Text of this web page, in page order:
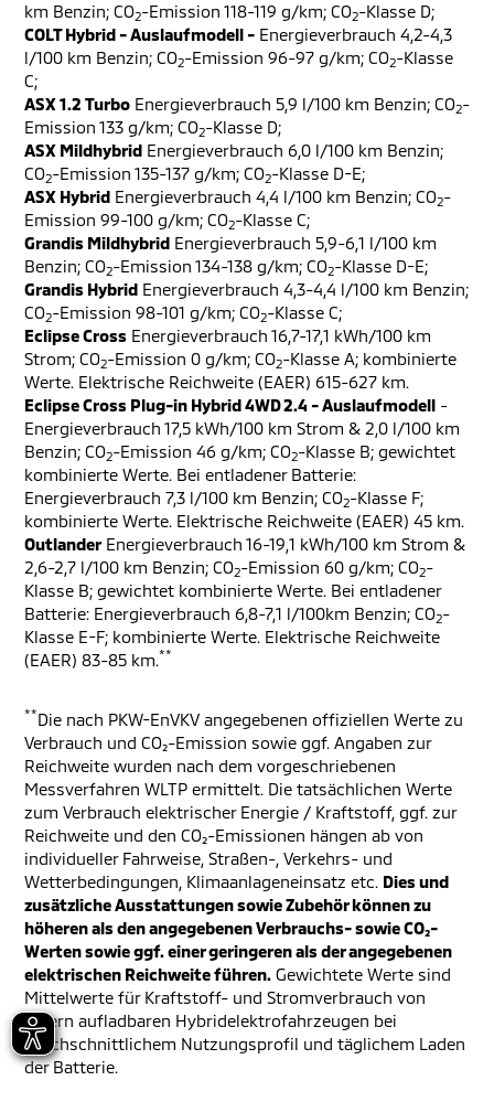
km Benzin; CO2-Emission 118-119 g/km; CO2-Klasse D;
COLT Hybrid - Auslaufmodell - Energieverbrauch 4,2-4,3
l/100 km Benzin; CO2-Emission 96-97 g/km; CO2-Klasse
C;
ASX 1.2 Turbo Energieverbrauch 5,9 l/100 km Benzin; CO2-
Emission 133 g/km; CO2-Klasse D;
ASX Mildhybrid Energieverbrauch 6,0 l/100 km Benzin;
CO2-Emission 135-137 g/km; CO2-Klasse D-E;
ASX Hybrid Energieverbrauch 4,4 l/100 km Benzin; CO2-
Emission 99-100 g/km; CO2-Klasse C;
Grandis Mildhybrid Energieverbrauch 5,9-6,1 l/100 km
Benzin; CO2-Emission 134-138 g/km; CO2-Klasse D-E;
Grandis Hybrid Energieverbrauch 4,3-4,4 l/100 km Benzin;
CO2-Emission 98-101 g/km; CO2-Klasse C;
Eclipse Cross Energieverbrauch 16,7-17,1 kWh/100 km
Strom; CO2-Emission 0 g/km; CO2-Klasse A; kombinierte
Werte. Elektrische Reichweite (EAER) 615-627 km.
Eclipse Cross Plug-in Hybrid 4WD 2.4 - Auslaufmodell -
Energieverbrauch 17,5 kWh/100 km Strom & 2,0 l/100 km
Benzin; CO2-Emission 46 g/km; CO2-Klasse B; gewichtet
kombinierte Werte. Bei entladener Batterie:
Energieverbrauch 7,3 l/100 km Benzin; CO2-Klasse F;
kombinierte Werte. Elektrische Reichweite (EAER) 45 km.
Outlander Energieverbrauch 16-19,1 kWh/100 km Strom &
2,6-2,7 l/100 km Benzin; CO2-Emission 60 g/km; CO2-
Klasse B; gewichtet kombinierte Werte. Bei entladener
Batterie: Energieverbrauch 6,8-7,1 l/100km Benzin; CO2-
Klasse E-F; kombinierte Werte. Elektrische Reichweite
(EAER) 83-85 km.**
**Die nach PKW-EnVKV angegebenen offiziellen Werte zu
Verbrauch und CO₂-Emission sowie ggf. Angaben zur
Reichweite wurden nach dem vorgeschriebenen
Messverfahren WLTP ermittelt. Die tatsächlichen Werte
zum Verbrauch elektrischer Energie / Kraftstoff, ggf. zur
Reichweite und den CO₂-Emissionen hängen ab von
individueller Fahrweise, Straßen-, Verkehrs- und
Wetterbedingungen, Klimaanlageneinsatz etc. Dies und
zusätzliche Ausstattungen sowie Zubehör können zu
höheren als den angegebenen Verbrauchs- sowie CO₂-
Werten sowie ggf. einer geringeren als der angegebenen
elektrischen Reichweite führen. Gewichtete Werte sind
Mittelwerte für Kraftstoff- und Stromverbrauch von
extern aufladbaren Hybridelektrofahrzeugen bei
durchschnittlichem Nutzungsprofil und täglichem Laden
der Batterie.